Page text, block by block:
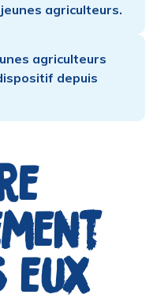
agriculteurs.
agriculteurs
depuis
eux